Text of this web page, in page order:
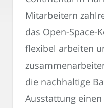
Mitarbeitern
das Open-Space-
flexibel arbeiten
die nachhaltige
Ausstattung